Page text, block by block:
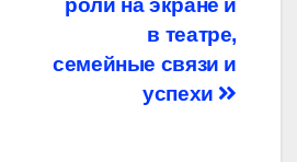
роли на экране и
в театре,
семейные связи и
успехи